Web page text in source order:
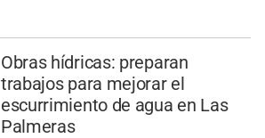
Obras hídricas: preparan
trabajos para mejorar el
escurrimiento de agua en Las
Palmeras